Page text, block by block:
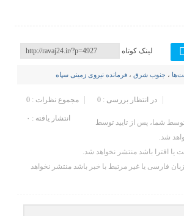
لینک کوتاه
، ‌‌جنوب شرق ،فرمانده نیروی زمینی سپاه
مجموع نظرات : 0 در انتظار بررسی : 0
انتشار یافته : ۰
شما، پس از تایید توسط
شد.
یا افترا باشد منتشر نخواهد شد.
فارسی یا غیر مرتبط با خبر باشد منتشر نخواهد